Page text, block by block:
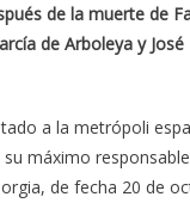
de la muerte de
de Arboleya y
a la metrópoli
máximo
de fecha 20 de